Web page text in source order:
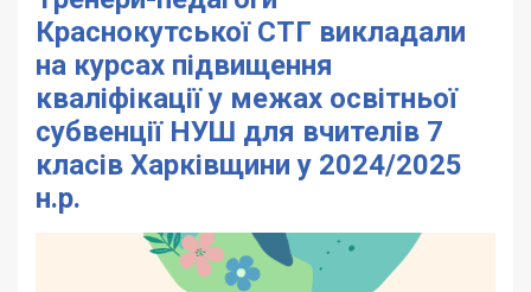
Краснокутської СТГ викладали
на курсах підвищення
кваліфікації у межах освітньої
субвенції НУШ для вчителів 7
класів Харківщини у 2024/2025
н.р.